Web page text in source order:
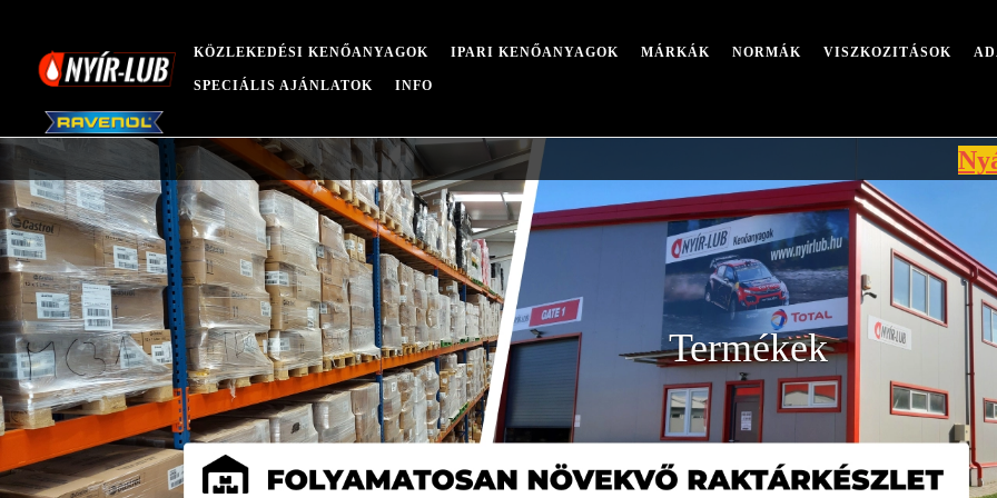
KÖZLEKEDÉSI KENŐANYAGOK IPARI KENŐANYAGOK MÁRKÁK NORMÁK VISZKOZITÁSOK
SPECIÁLIS AJÁNLATOK INFO
Nyári
Termékek